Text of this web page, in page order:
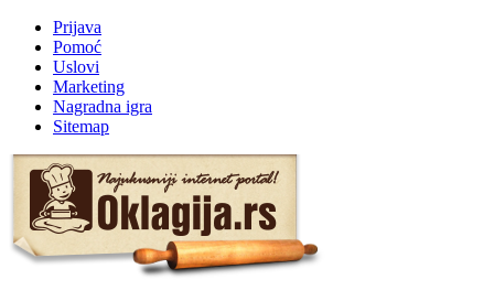
Prijava
Pomoć
Uslovi
Marketing
Nagradna igra
Sitemap